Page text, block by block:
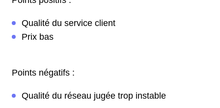
Qualité du service client
Prix bas
Points négatifs :
Qualité du réseau jugée trop instable